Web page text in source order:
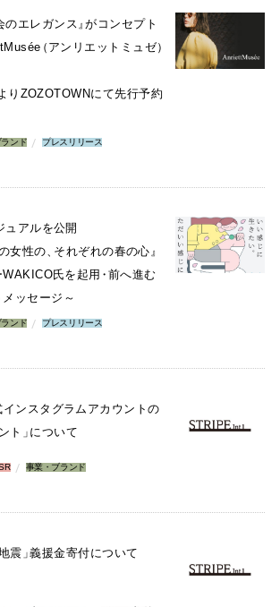
のエレガンス 』がコンセプト
（ アンリエットミュゼ）
りZOZOTOWNにて先行予約
ンド プレスリリース
ュアルを公開
女性の 、それぞれの春の心 』
氏を起用・前へ進む
ッセージ～
ンド プレスリリース
インスタグラムアカウントの
ト 」について
事業・ブランド
震 」義援金寄付について